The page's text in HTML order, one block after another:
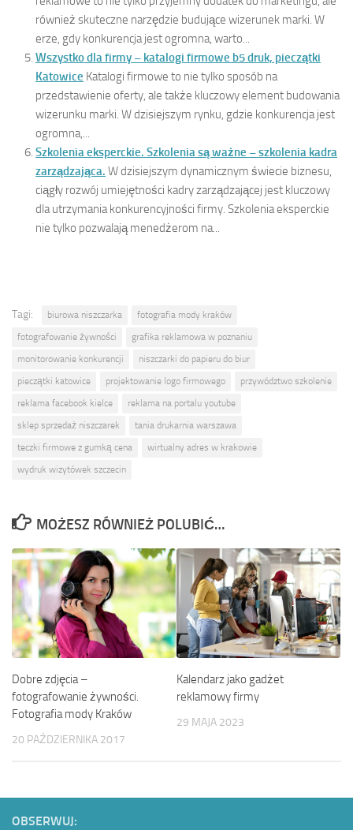
również skuteczne narzędzie budujące wizerunek marki. W
erze, gdy konkurencja jest ogromna, warto...
Wszystko dla firmy – katalogi firmowe b5 druk, pieczątki
Katowice Katalogi firmowe to nie tylko sposób na
przedstawienie oferty, ale także kluczowy element budowania
wizerunku marki. W dzisiejszym rynku, gdzie konkurencja jest
ogromna,...
Szkolenia eksperckie. Szkolenia są ważne – szkolenia kadra
zarządzająca. W dzisiejszym dynamicznym świecie biznesu,
ciągły rozwój umiejętności kadry zarządzającej jest kluczowy
dla utrzymania konkurencyjności firmy. Szkolenia eksperckie
nie tylko pozwalają menedżerom na...
Tagi: biurowa niszczarka
fotografia mody kraków
fotografowanie żywności
grafika reklamowa w poznaniu
monitorowanie konkurencji
niszczarki do papieru do biur
pieczątki katowice
projektowanie logo firmowego
przywództwo szkolenie
reklama facebook kielce
reklama na portalu youtube
sklep sprzedaż niszczarek
tania drukarnia warszawa
teczki firmowe z gumką cena
wirtualny adres w krakowie
wydruk wizytówek szczecin
MOŻESZ RÓWNIEŻ POLUBIĆ…
Dobre zdjęcia –
fotografowanie żywności.
Fotografia mody Kraków
20 PAŹDZIERNIKA 2017
Kalendarz jako gadżet
reklamowy firmy
29 MAJA 2023
OBSERWUJ: